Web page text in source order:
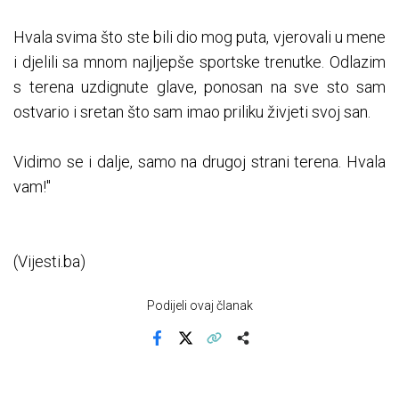
Hvala svima što ste bili dio mog puta, vjerovali u mene
i djelili sa mnom najljepše sportske trenutke. Odlazim
s terena uzdignute glave, ponosan na sve sto sam
ostvario i sretan što sam imao priliku živjeti svoj san.
Vidimo se i dalje, samo na drugoj strani terena. Hvala
vam!"
(Vijesti.ba)
Podijeli ovaj članak
Facebook